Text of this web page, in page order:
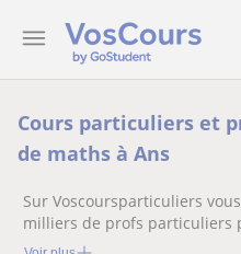
Cours particuliers et
de maths à Ans
Sur Voscoursparticuliers
milliers de profs particuliers
particuliers